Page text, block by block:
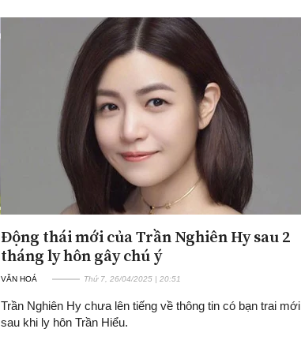
Động thái mới của Trần Nghiên Hy sau 2
tháng ly hôn gây chú ý
VĂN HOÁ Thứ 7, 26/04/2025 | 20:51
Trần Nghiên Hy chưa lên tiếng về thông tin có bạn trai mới
sau khi ly hôn Trần Hiểu.